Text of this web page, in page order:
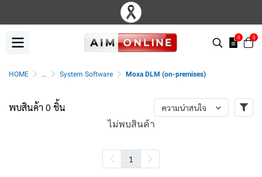
0 0
HOME ... System Software Moxa DLM (on-premises)
พบสินค้า 0 ชิ้น ความน่าสนใจ
ไม่พบสินค้า
1